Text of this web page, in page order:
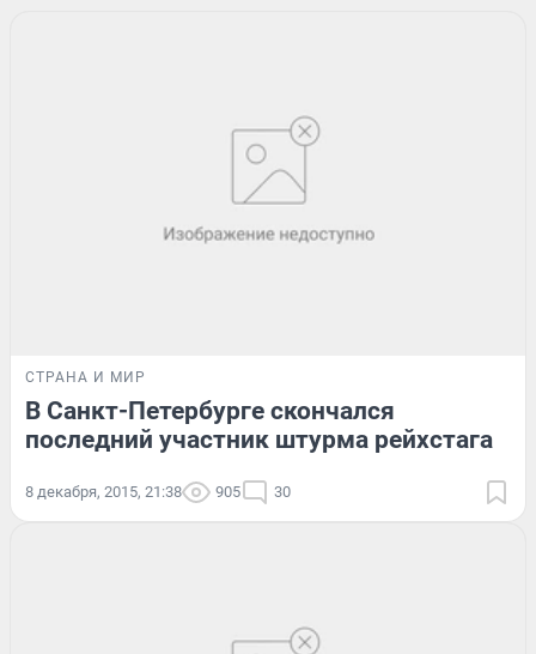
СТРАНА И МИР
В Санкт-Петербурге скончался
последний участник штурма рейхстага
8 декабря, 2015, 21:38 905 30